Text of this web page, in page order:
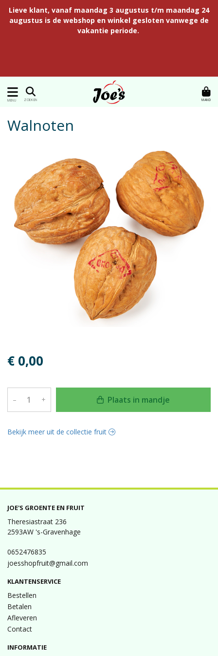
Lieve klant, vanaf maandag 3 augustus t/m maandag 24
augustus is de webshop en winkel gesloten vanwege de
vakantie periode.
MENU ZOEKEN MAND
Walnoten
€ 0,00
– + Plaats in mandje
Bekijk meer uit de collectie fruit
JOE'S GROENTE EN FRUIT
Theresiastraat 236
2593AW 's-Gravenhage
0652476835
joesshopfruit@gmail.com
KLANTENSERVICE
Bestellen
Betalen
Afleveren
Contact
INFORMATIE